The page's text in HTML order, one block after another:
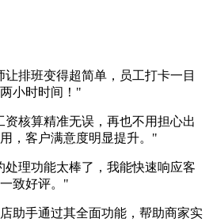
排班变得超简单，员工打卡一目
小时时间！"
核算精准无误，再也不用担心出
，客户满意度明显提升。"
理功能太棒了，我能快速响应客
致好评。"
助手通过其全面功能，帮助商家实